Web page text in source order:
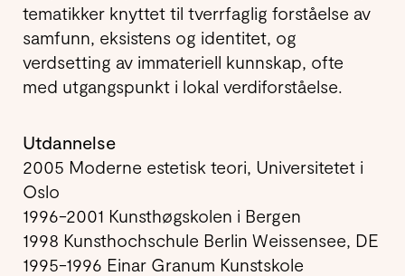
tematikker knyttet til tverrfaglig forståelse av
samfunn, eksistens og identitet, og
verdsetting av immateriell kunnskap, ofte
med utgangspunkt i lokal verdiforståelse.
Utdannelse
2005 Moderne estetisk teori, Universitetet i
Oslo
1996-2001 Kunsthøgskolen i Bergen
1998 Kunsthochschule Berlin Weissensee, DE
1995-1996 Einar Granum Kunstskole